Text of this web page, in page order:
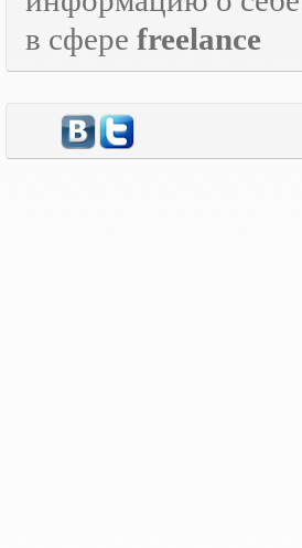
в сфере freelance